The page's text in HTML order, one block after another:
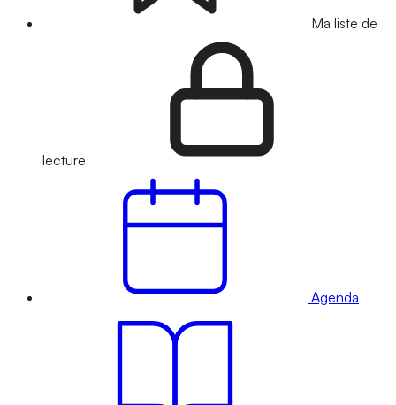
Ma liste de
lecture
Agenda